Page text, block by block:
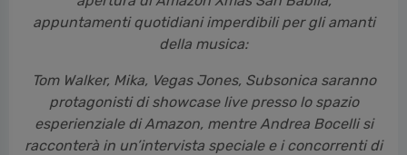
appuntamenti quotidiani imperdibili per gli amanti
della musica:
Tom Walker, Mika, Vegas Jones, Subsonica saranno
protagonisti di showcase live presso lo spazio
esperienziale di Amazon, mentre Andrea Bocelli si
racconterà in un’intervista speciale e i concorrenti di